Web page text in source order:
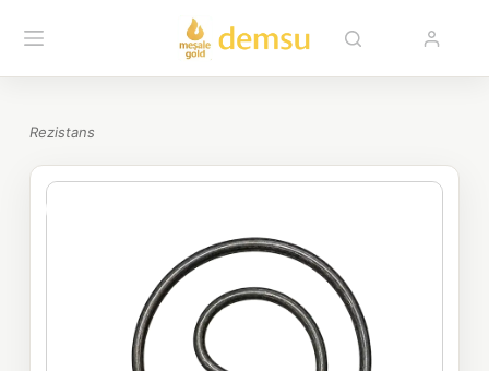
Rezistans